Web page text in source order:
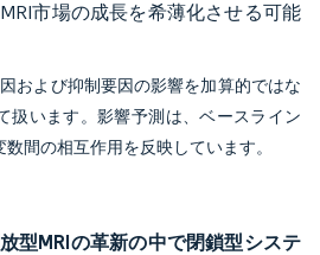
市場の成長を希薄化させる可能
および抑制要因の影響を加算的ではな
扱います。影響予測は、ベースライン
間の相互作用を反映しています。
型MRIの革新の中で閉鎖型システ